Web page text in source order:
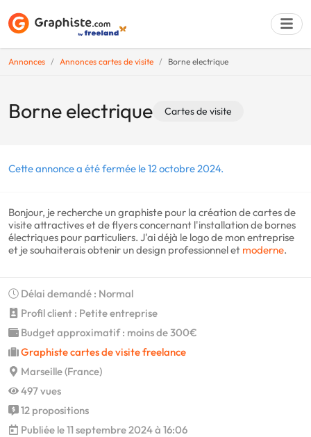
Annonces Annonces cartes de visite Borne electrique
Borne electrique Cartes de visite
Cette annonce a été fermée le 12 octobre 2024.
Bonjour, je recherche un graphiste pour la création de cartes de
visite attractives et de flyers concernant l'installation de bornes
électriques pour particuliers. J'ai déjà le logo de mon entreprise
et je souhaiterais obtenir un design professionnel et moderne.
Délai demandé : Normal
Profil client : Petite entreprise
Budget approximatif : moins de 300€
Graphiste cartes de visite freelance
Marseille (France)
497 vues
12 propositions
Publiée le 11 septembre 2024 à 16:06